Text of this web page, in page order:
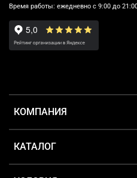
КОМПАНИЯ
КАТАЛОГ
Время работы: ежедневно с 9:00 до